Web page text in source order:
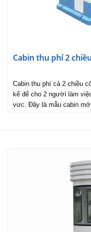
Cabin thu phí 2
Cabin thu phí cả 2 chiều
kế để cho 2 người làm
vưc. Đây là mẫu cabin